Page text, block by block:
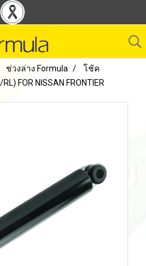
ช่วงล่าง Formula
โช้ค
FOR NISSAN FRONTIER